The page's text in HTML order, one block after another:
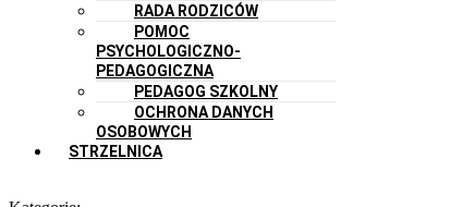
RADA RODZICÓW
POMOC
PSYCHOLOGICZNO-
PEDAGOGICZNA
PEDAGOG SZKOLNY
OCHRONA DANYCH
OSOBOWYCH
STRZELNICA